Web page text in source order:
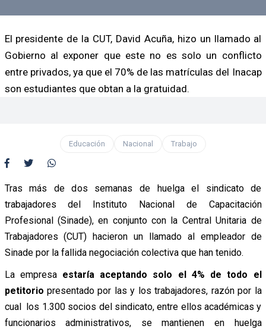
El presidente de la CUT, David Acuña, hizo un llamado al
Gobierno al exponer que este no es solo un conflicto
entre privados, ya que el 70% de las matrículas del Inacap
son estudiantes que obtan a la gratuidad.
Educación Nacional Trabajo
Tras más de dos semanas de huelga el sindicato de
trabajadores del Instituto Nacional de Capacitación
Profesional (Sinade), en conjunto con la Central Unitaria de
Trabajadores (CUT) hacieron un llamado al empleador de
Sinade por la fallida negociación colectiva que han tenido.
La empresaestaría aceptando solo el 4% de todo el
petitorio presentado por las y los trabajadores, razón por la
cual los 1.300 socios del sindicato, entre ellos académicas y
funcionarios administrativos, se mantienen en huelga